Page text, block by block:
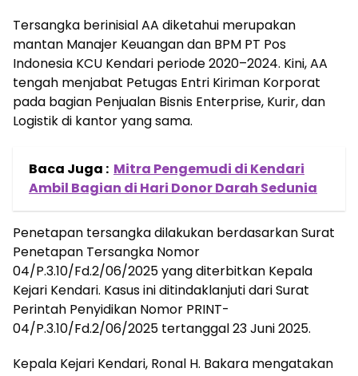
Tersangka berinisial AA diketahui merupakan
mantan Manajer Keuangan dan BPM PT Pos
Indonesia KCU Kendari periode 2020–2024. Kini, AA
tengah menjabat Petugas Entri Kiriman Korporat
pada bagian Penjualan Bisnis Enterprise, Kurir, dan
Logistik di kantor yang sama.
Baca Juga : Mitra Pengemudi di Kendari
Ambil Bagian di Hari Donor Darah Sedunia
Penetapan tersangka dilakukan berdasarkan Surat
Penetapan Tersangka Nomor
04/P.3.10/Fd.2/06/2025 yang diterbitkan Kepala
Kejari Kendari. Kasus ini ditindaklanjuti dari Surat
Perintah Penyidikan Nomor PRINT-
04/P.3.10/Fd.2/06/2025 tertanggal 23 Juni 2025.
Kepala Kejari Kendari, Ronal H. Bakara mengatakan